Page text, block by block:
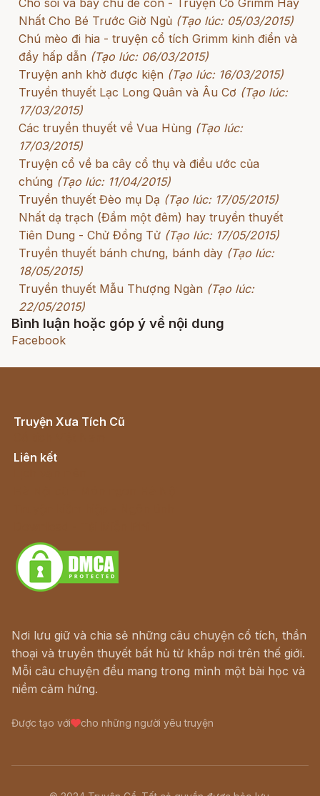
Chó sói và bảy chú dê con - Truyện Cổ Grimm Hay
Nhất Cho Bé Trước Giờ Ngủ (Tạo lúc: 05/03/2015)
Chú mèo đi hia - truyện cổ tích Grimm kinh điển và
đầy hấp dẫn (Tạo lúc: 06/03/2015)
Truyện anh khờ được kiện (Tạo lúc: 16/03/2015)
Truyền thuyết Lạc Long Quân và Âu Cơ (Tạo lúc:
17/03/2015)
Các truyền thuyết về Vua Hùng (Tạo lúc:
17/03/2015)
Truyện cổ về ba cây cổ thụ và điều ước của
chúng (Tạo lúc: 11/04/2015)
Truyền thuyết Đèo mụ Dạ (Tạo lúc: 17/05/2015)
Nhất dạ trạch (Đầm một đêm) hay truyền thuyết
Tiên Dung - Chử Đồng Tử (Tạo lúc: 17/05/2015)
Truyền thuyết bánh chưng, bánh dày (Tạo lúc:
18/05/2015)
Truyền thuyết Mẫu Thượng Ngàn (Tạo lúc:
22/05/2015)
Bình luận hoặc góp ý về nội dung
Facebook
Truyện Xưa Tích Cũ
Liên kết
Nơi lưu giữ và chia sẻ những câu chuyện cổ tích, thần
thoại và truyền thuyết bất hủ từ khắp nơi trên thế giới.
Mỗi câu chuyện đều mang trong mình một bài học và
niềm cảm hứng.
Được tạo với cho những người yêu truyện